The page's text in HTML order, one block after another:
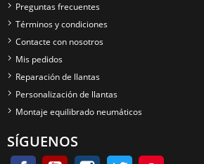
Preguntas frecuentes
Términos y condiciones
Contacte con nosotros
Mis pedidos
Reparación de llantas
Personalización de llantas
Montaje equilibrado neumáticos
SÍGUENOS